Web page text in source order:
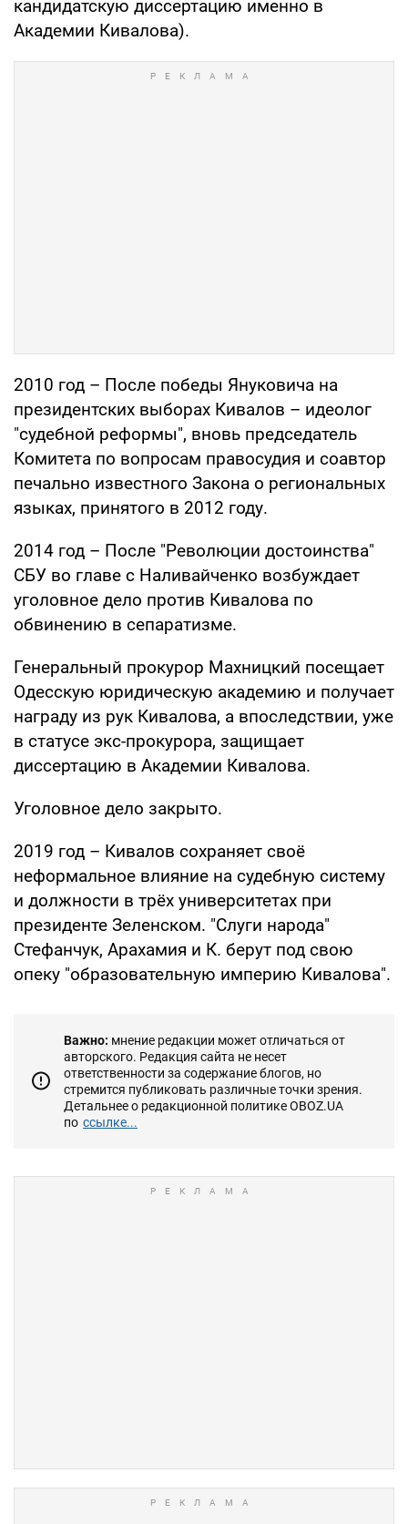
кандидатскую диссертацию именно в
Академии Кивалова).
2010 год – После победы Януковича на
президентских выборах Кивалов – идеолог
"судебной реформы", вновь председатель
Комитета по вопросам правосудия и соавтор
печально известного Закона о региональных
языках, принятого в 2012 году.
2014 год – После "Революции достоинства"
СБУ во главе с Наливайченко возбуждает
уголовное дело против Кивалова по
обвинению в сепаратизме.
Генеральный прокурор Махницкий посещает
Одесскую юридическую академию и получает
награду из рук Кивалова, а впоследствии, уже
в статусе экс-прокурора, защищает
диссертацию в Академии Кивалова.
Уголовное дело закрыто.
2019 год – Кивалов сохраняет своё
неформальное влияние на судебную систему
и должности в трёх университетах при
президенте Зеленском. "Слуги народа"
Стефанчук, Арахамия и К. берут под свою
опеку "образовательную империю Кивалова".
Важно: мнение редакции может отличаться от
авторского. Редакция сайта не несет
ответственности за содержание блогов, но
стремится публиковать различные точки зрения.
Детальнее о редакционной политике OBOZ.UA
по ссылке...